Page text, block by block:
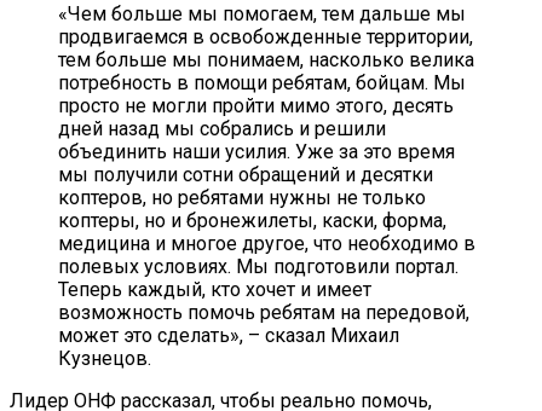
«Чем больше мы помогаем, тем дальше мы
продвигаемся в освобожденные территории,
тем больше мы понимаем, насколько велика
потребность в помощи ребятам, бойцам. Мы
просто не могли пройти мимо этого, десять
дней назад мы собрались и решили
объединить наши усилия. Уже за это время
мы получили сотни обращений и десятки
коптеров, но ребятами нужны не только
коптеры, но и бронежилеты, каски, форма,
медицина и многое другое, что необходимо в
полевых условиях. Мы подготовили портал.
Теперь каждый, кто хочет и имеет
возможность помочь ребятам на передовой,
может это сделать», – сказал Михаил
Кузнецов.
Лидер ОНФ рассказал, чтобы реально помочь,